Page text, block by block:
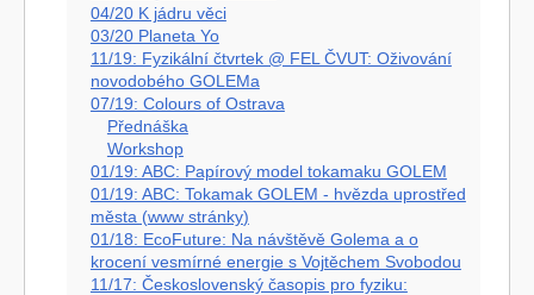
04/20 K jádru věci
03/20 Planeta Yo
11/19: Fyzikální čtvrtek @ FEL ČVUT: Oživování
novodobého GOLEMa
07/19: Colours of Ostrava
Přednáška
Workshop
01/19: ABC: Papírový model tokamaku GOLEM
01/19: ABC: Tokamak GOLEM - hvězda uprostřed
města (www stránky)
01/18: EcoFuture: Na návštěvě Golema a o
krocení vesmírné energie s Vojtěchem Svobodou
11/17: Československý časopis pro fyziku: